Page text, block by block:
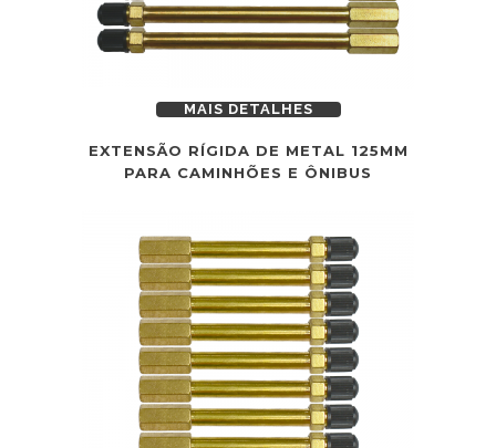
MAIS DETALHES
EXTENSÃO RÍGIDA DE METAL 125MM
PARA CAMINHÕES E ÔNIBUS